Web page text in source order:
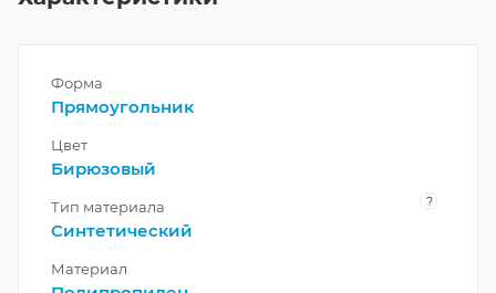
Форма
Прямоугольник
Цвет
Бирюзовый
Тип материала ?
Синтетический
Материал